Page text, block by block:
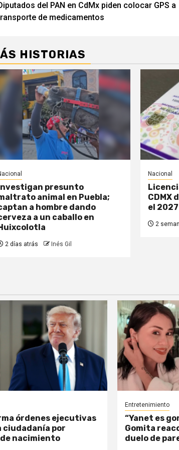
del PAN en CdMx piden colocar GPS a
de medicamentos
HISTORIAS
presunto
animal en Puebla;
a hombre dando
a un caballo en
2 días atrás Inés Gil
Nacional
CDMX
el 2027
2
órdenes ejecutivas
ciudadanía por
nacimiento
Entretenimiento
“Yanet es
Gomita
duelo de